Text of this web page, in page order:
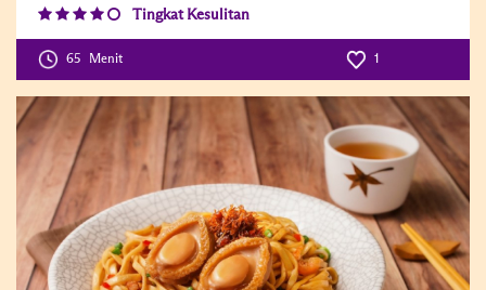
Tingkat Kesulitan
Level:4
65 Menit 1